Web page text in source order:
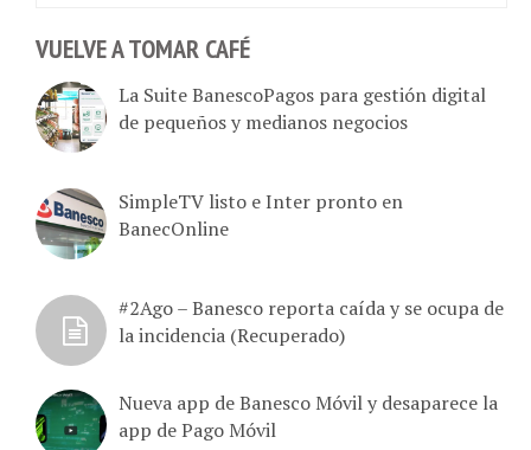
VUELVE A TOMAR CAFÉ
La Suite BanescoPagos para gestión digital
de pequeños y medianos negocios
SimpleTV listo e Inter pronto en
BanecOnline
#2Ago – Banesco reporta caída y se ocupa de
la incidencia (Recuperado)
Nueva app de Banesco Móvil y desaparece la
app de Pago Móvil